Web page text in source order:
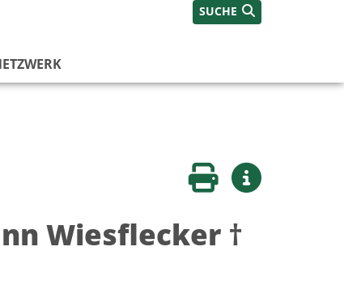
SUCHE
Seite druckenWeitere Infos
Wiesflecker †